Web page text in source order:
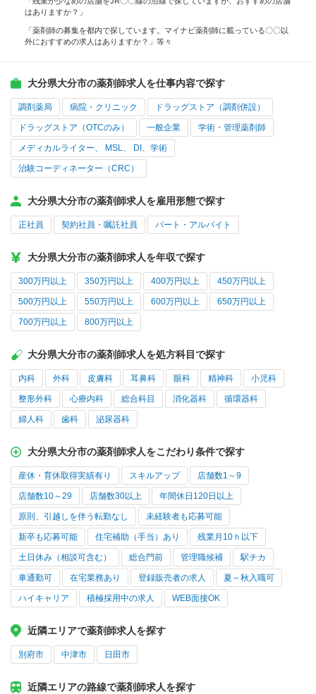
はありますか？」
「薬剤師の募集を都内で探しています。マイナビ薬剤師に載っている〇〇以
外におすすめの求人はありますか？」等々
大分県大分市の薬剤師求人を仕事内容で探す
調剤薬局 病院・クリニック ドラッグストア（調剤併設）
ドラッグストア（OTCのみ） 一般企業 学術・管理薬剤師
メディカルライター、 MSL、 DI、学術
治験コーディネーター（CRC）
大分県大分市の薬剤師求人を雇用形態で探す
正社員 契約社員・嘱託社員 パート・アルバイト
大分県大分市の薬剤師求人を年収で探す
300万円以上 350万円以上 400万円以上 450万円以上
500万円以上 550万円以上 600万円以上 650万円以上
700万円以上 800万円以上
大分県大分市の薬剤師求人を処方科目で探す
内科 外科 皮膚科 耳鼻科 眼科 精神科 小児科
整形外科 心療内科 総合科目 消化器科 循環器科
婦人科 歯科 泌尿器科
大分県大分市の薬剤師求人をこだわり条件で探す
産休・育休取得実績有り スキルアップ 店舗数1～9
店舗数10～29 店舗数30以上 年間休日120日以上
原則、引越しを伴う転勤なし 未経験者も応募可能
新卒も応募可能 住宅補助（手当）あり 残業月10ｈ以下
土日休み（相談可含む） 総合門前 管理職候補 駅チカ
車通勤可 在宅業務あり 登録販売者の求人 夏～秋入職可
ハイキャリア 積極採用中の求人 WEB面接OK
近隣エリアで薬剤師求人を探す
別府市 中津市 日田市
近隣エリアの路線で薬剤師求人を探す